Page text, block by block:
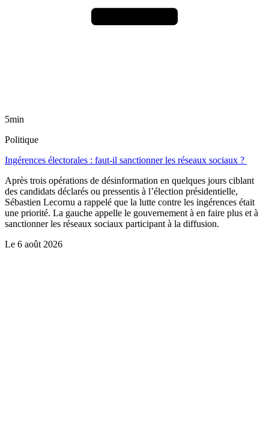
5min
Politique
Ingérences électorales : faut-il sanctionner les réseaux sociaux ?
Après trois opérations de désinformation en quelques jours ciblant
des candidats déclarés ou pressentis à l’élection présidentielle,
Sébastien Lecornu a rappelé que la lutte contre les ingérences était
une priorité. La gauche appelle le gouvernement à en faire plus et à
sanctionner les réseaux sociaux participant à la diffusion.
Le 6 août 2026